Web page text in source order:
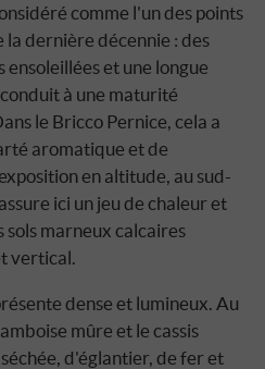
comme l'un des points
dernière décennie : des
et une longue
à une maturité
le Bricco Pernice, cela a
aromatique et de
en altitude, au sud-
ici un jeu de chaleur et
marneux calcaires
vertical.
dense et lumineux. Au
mûre et le cassis
d'églantier, de fer et